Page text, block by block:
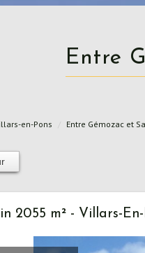
Entre
en-Pons Entre Gémozac et
2055 m² - Villars-